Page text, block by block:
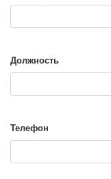
Должность
Телефон